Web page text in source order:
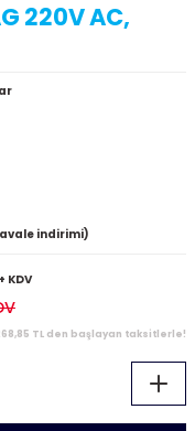
220V AC,
indirimi)
+ KDV
TL den başlayan taksitlerle!